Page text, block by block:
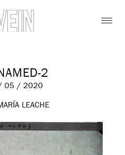
2
05 / 2020
LEACHE